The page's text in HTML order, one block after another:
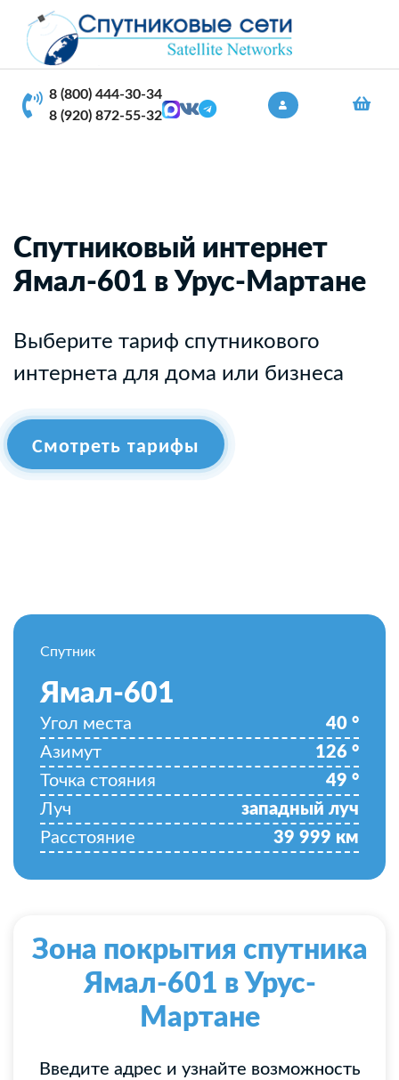
8 (800) 444-30-34
8 (920) 872-55-32
Спутниковый интернет
Ямал-601 в Урус-Мартане
Выберите тариф спутникового
интернета для дома или бизнеса
Смотреть тарифы
Спутник
Ямал-601
Угол места 40 °
Азимут
126 °
Точка стояния
49 °
Луч
западный луч
Расстояние
39 999 км
Зона покрытия спутника
Ямал-601 в Урус-
Мартане
Введите адрес и узнайте возможность